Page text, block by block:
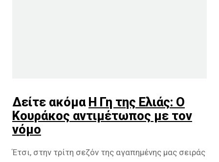
Δείτε ακόμα Η Γη της Ελιάς: Ο
Κουράκος αντιμέτωπος με τον
νόμο
Έτσι, στην τρίτη σεζόν της αγαπημένης μας σειράς